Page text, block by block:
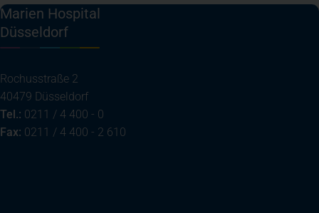
Marien Hospital
Düsseldorf
Rochusstraße 2
40479 Düsseldorf
Tel.: 0211 / 4 400 - 0
Fax: 0211 / 4 400 - 2 610